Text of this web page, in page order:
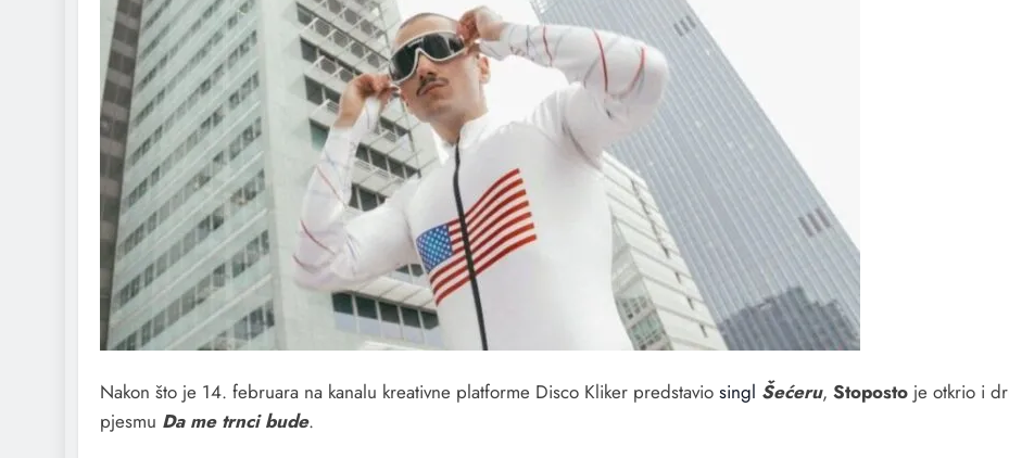
Nakon što je 14. februara na kanalu kreativne platforme Disco Kliker predstavio singl Šećeru, Stoposto je otkrio i
pjesmu Da me trnci bude.